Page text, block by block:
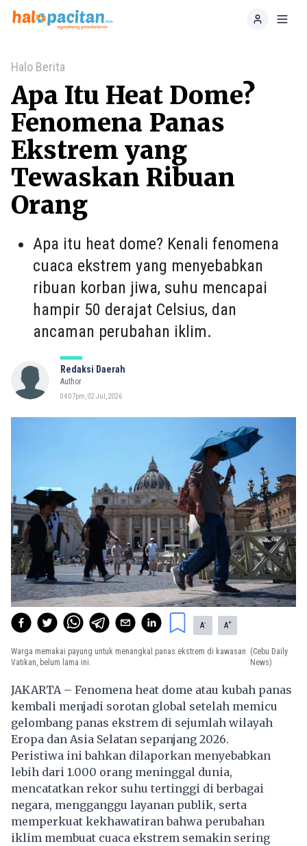
Home
Halo Berita
Apa Itu Heat Dome?
Fenomena Panas
Ekstrem yang
Tewaskan Ribuan
Orang
Apa itu heat dome? Kenali fenomena
cuaca ekstrem yang menyebabkan
ribuan korban jiwa, suhu mencapai
hampir 50 derajat Celsius, dan
ancaman perubahan iklim.
Redaksi Daerah
Author
04:07pm, 02 Jul, 2026
A- A+
Warga memakai payung untuk menangkal panas ekstrem di kawasan
Vatikan, belum lama ini.
(Cebu Daily
News)
JAKARTA – Fenomena heat dome atau kubah panas
kembali menjadi sorotan global setelah memicu
gelombang panas ekstrem di sejumlah wilayah
Eropa dan Asia Selatan sepanjang 2026.
Peristiwa ini bahkan dilaporkan menyebabkan
lebih dari 1.000 orang meninggal dunia,
mencatatkan rekor suhu tertinggi di berbagai
negara, mengganggu layanan publik, serta
memperkuat kekhawatiran bahwa perubahan
iklim membuat cuaca ekstrem semakin sering